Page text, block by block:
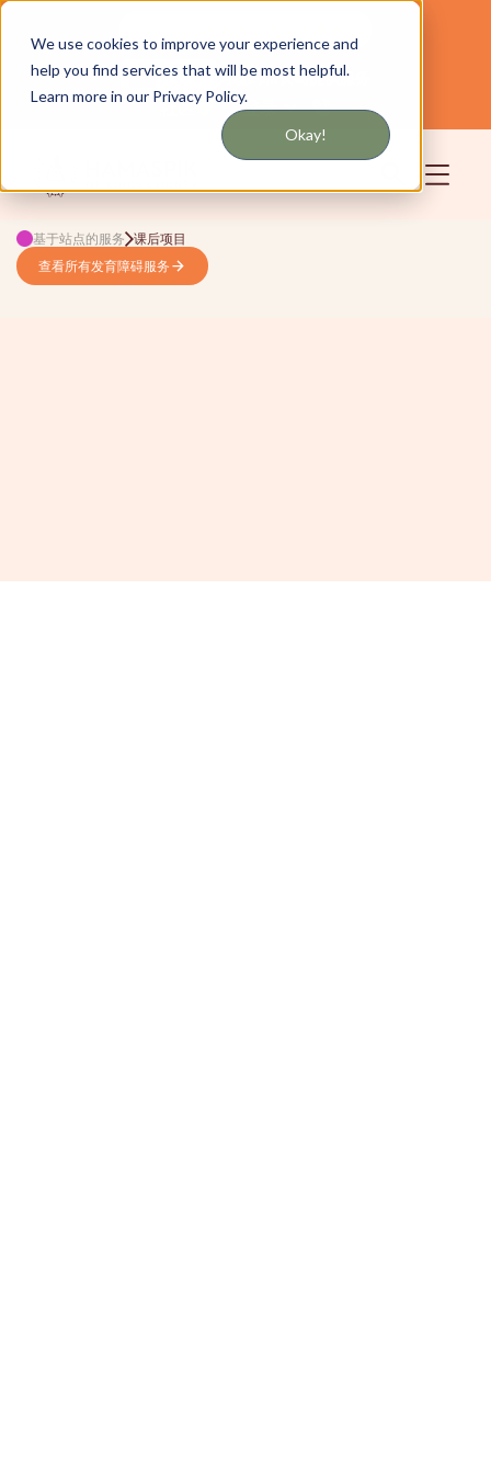
We use cookies to improve your experience and
help you find services that will be most helpful.
Learn more in our Privacy Policy.
Okay!
中文 为纽约和长岛提供服务
社区 登录
基于站点的服务 课后项目
查看所有发育障碍服务